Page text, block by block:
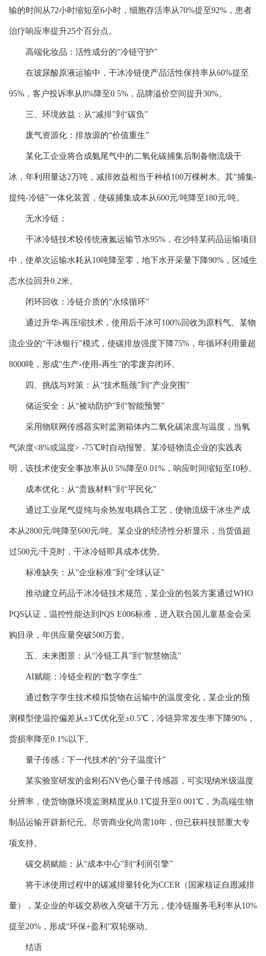
输的时间从72小时缩短至6小时，细胞存活率从70%提至92%，患者
治疗响应率提升25个百分点。
高端化妆品：活性成分的“冷链守护”
在玻尿酸原液运输中，干冰冷链使产品活性保持率从60%提至
95%，客户投诉率从8%降至0.5%，品牌溢价空间提升30%。
三、环境效益：从“减排”到“碳负”
废气资源化：排放源的“价值重生”
某化工企业将合成氨尾气中的二氧化碳捕集后制备物流级干
冰，年利用量达2万吨，减排效益相当于种植100万棵树木。其“捕集-
提纯-冷链”一体化装置，使碳捕集成本从600元/吨降至180元/吨。
无水冷链：
干冰冷链技术较传统液氮运输节水95%，在沙特某药品运输项目
中，使单次运输水耗从10吨降至零，地下水开采量下降90%，区域生
态水位回升0.2米。
闭环回收：冷链介质的“永续循环”
通过升华-再压缩技术，使用后干冰可100%回收为原料气。某物
流企业的“干冰银行”模式，使碳排放强度下降75%，年循环利用量超
8000吨，形成“生产-使用-再生”的零废弃闭环。
四、挑战与对策：从“技术瓶颈”到“产业突围”
储运安全：从“被动防护”到“智能预警”
采用物联网传感器实时监测箱体内二氧化碳浓度与温度，当氧
气浓度<8%或温度> -75℃时自动报警。某冷链物流企业的实践表
明，该技术使安全事故率从0.5%降至0.01%，响应时间缩短至10秒。
成本优化：从“贵族材料”到“平民化”
通过工业尾气提纯与余热发电耦合工艺，使物流级干冰生产成
本从2800元/吨降至600元/吨。某企业的经济性分析显示，当货值超
过500元/千克时，干冰冷链即具成本优势。
标准缺失：从“企业标准”到“全球认证”
推动建立药品干冰冷链技术规范，某企业的包装方案通过WHO
PQS认证，温控性能达到PQS E006标准，进入联合国儿童基金会采
购目录，年供应量突破500万套。
五、未来图景：从“冷链工具”到“智慧物流”
AI赋能：冷链全程的“数字孪生”
通过数字孪生技术模拟货物在运输中的温度变化，某企业的预
测模型使温控偏差从±3℃优化至±0.5℃，冷链异常发生率下降90%，
货损率降至0.1%以下。
量子传感：下一代技术的“分子温度计”
某实验室研发的金刚石NV色心量子传感器，可实现纳米级温度
分辨率，使货物微环境监测精度从0.1℃提升至0.001℃，为高端生物
制品运输开辟新纪元。尽管商业化尚需10年，但已获科技部重大专
项支持。
碳交易赋能：从“成本中心”到“利润引擎”
将干冰使用过程中的碳减排量转化为CCER（国家核证自愿减排
量），某企业的年碳交易收入突破千万元，使冷链服务毛利率从10%
提至20%，形成“环保+盈利”双轮驱动。
结语